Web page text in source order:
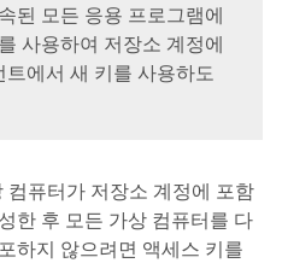
된 모든 응용 프로그램에
사용하여 저장소 계정에
에서 새 키를 사용하도
컴퓨터가 저장소 계정에 포함
한 후 모든 가상 컴퓨터를 다
하지 않으려면 액세스 키를